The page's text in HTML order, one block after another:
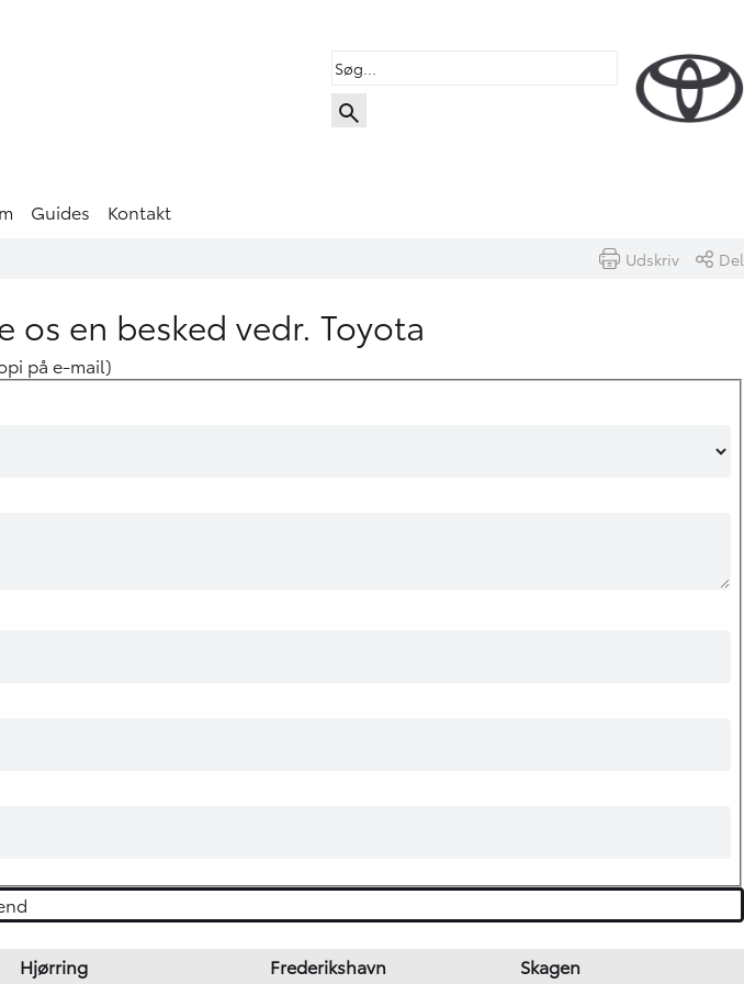
Guides Kontakt
Udskriv Del
en besked vedr. Toyota
på e-mail)
Hjørring Frederikshavn Skagen